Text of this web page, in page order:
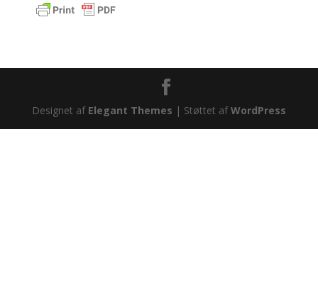
Designet af Elegant Themes | Støttet afWordPress